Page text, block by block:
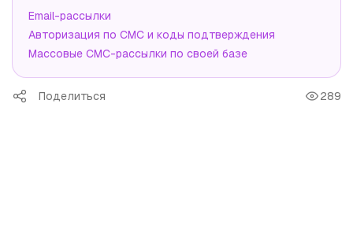
Email-рассылки
Авторизация по СМС и коды подтверждения
Массовые СМС-рассылки по своей базе
Поделиться 289